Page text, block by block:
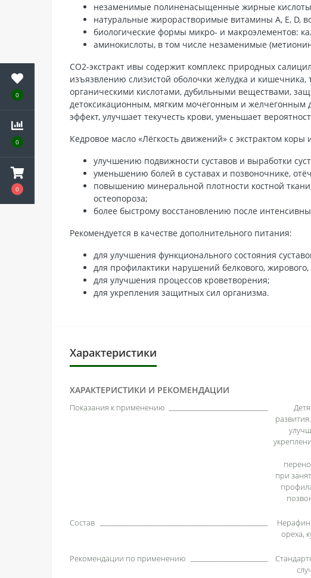
0
0
0
незаменимые полиненасыщенные жирные
натуральные жирорастворимые витамины А, Е, D,
биологические формы микро- и макроэлементов:
аминокислоты, в том числе незаменимые
СО2-экстракт ивы содержит комплекс природных
изъязвлению слизистой оболочки желудка и
органическими кислотами, дубильными веществами,
детоксикационным, мягким мочегонным и желчегонным
эффект, улучшает текучесть крови, уменьшает
Кедровое масло «Лёгкость движений» с экстрактом коры
улучшению подвижности суставов и выработки
уменьшению болей в суставах и позвоночнике,
повышению минеральной плотности костной
остеопороза;
более быстрому восстановлению после
Рекомендуется в качестве дополнительного питания:
для улучшения функционального состояния
для профилактики нарушений белкового, жирового,
для улучшения процессов кроветворения;
для укрепления защитных сил организма.
Характеристики
ХАРАКТЕРИСТИКИ И РЕКОМЕНДАЦИИ
Показания к применению
при
Состав
ореха,
Рекомендации по применению